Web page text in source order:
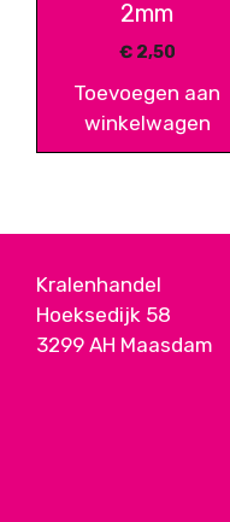
2mm
€2,50
Toevoegen aan
winkelwagen
Kralenhandel
Hoeksedijk 58
3299 AH Maasdam